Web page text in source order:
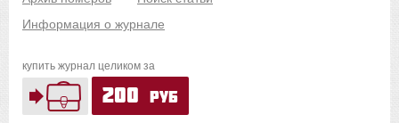
Информация о журнале
купить журнал целиком за
200 руб